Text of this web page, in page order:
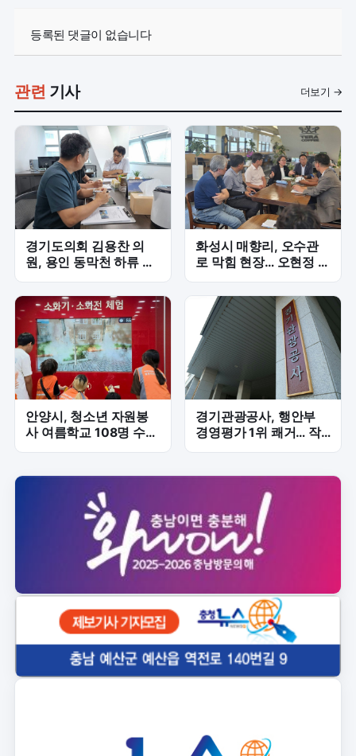
등록된 댓글이 없습니다
관련 기사 더보기 →
경기도의회 김용찬 의
원, 용인 동막천 하류 재
해위험 해소 위한 하천정
비 속도전
화성시 매향리, 오수관
로 막힘 현장… 오현정 의
원, 주민 불편 해소 긴급
점검
안양시, 청소년 자원봉
사 여름학교 108명 수
료…나눔 가치 배우다
경기관광공사, 행안부
경영평가 1위 쾌거… 작
년 5위서 '껑충'